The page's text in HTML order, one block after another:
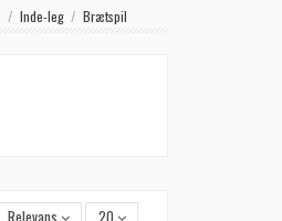
Inde-leg Brætspil
Relevans 20